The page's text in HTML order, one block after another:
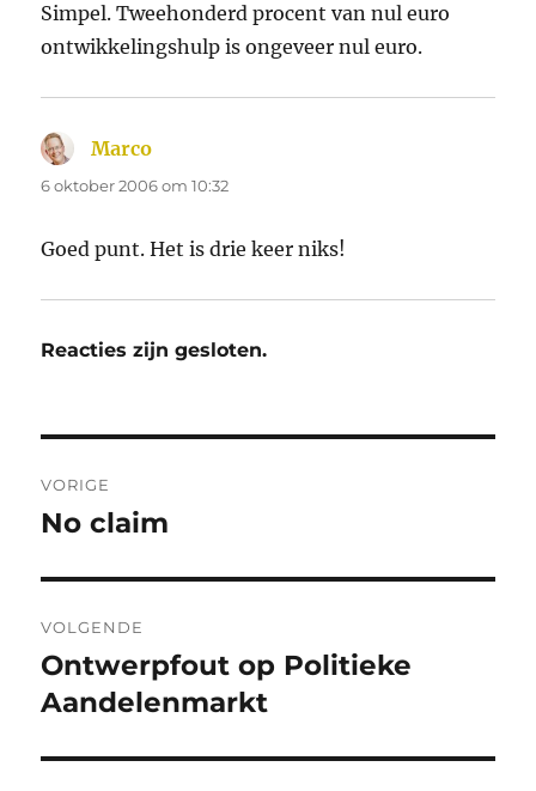
Simpel. Tweehonderd procent van nul euro
ontwikkelingshulp is ongeveer nul euro.
Marco
6 oktober 2006 om 10:32
Goed punt. Het is drie keer niks!
Reacties zijn gesloten.
navigatie
VORIGE
Vorig
No claim
VOLGENDE
Volgend
bericht:
Ontwerpfout op Politieke
Aandelenmarkt